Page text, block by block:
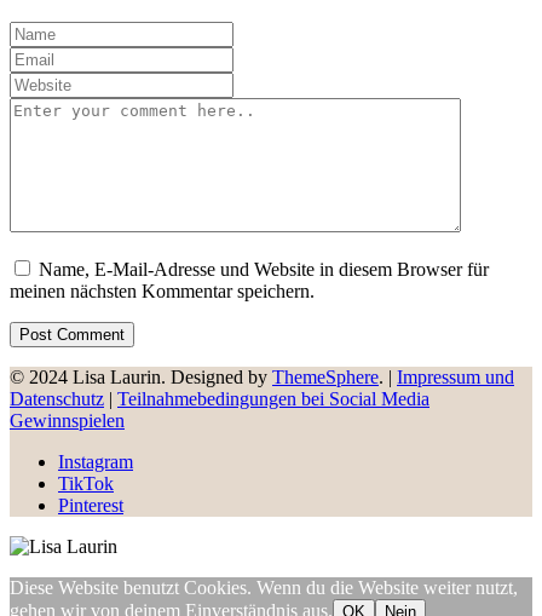
Name, E-Mail-Adresse und Website in diesem Browser für
meinen nächsten Kommentar speichern.
© 2024 Lisa Laurin. Designed by ThemeSphere. | Impressum und
Datenschutz | Teilnahmebedingungen bei Social Media
Gewinnspielen
Instagram
TikTok
Pinterest
Diese Website benutzt Cookies. Wenn du die Website weiter nutzt,
gehen wir von deinem Einverständnis aus. OK Nein